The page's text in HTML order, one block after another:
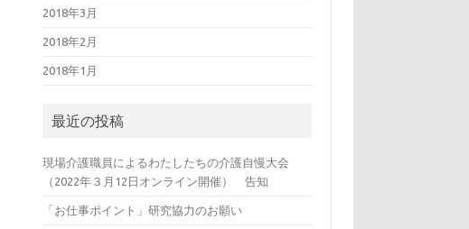
2018年3月
2018年2月
2018年1月
最近の投稿
現場介護職員によるわたしたちの介護自慢大会
（2022年３月12日オンライン開催） 告知
「お仕事ポイント」研究協力のお願い